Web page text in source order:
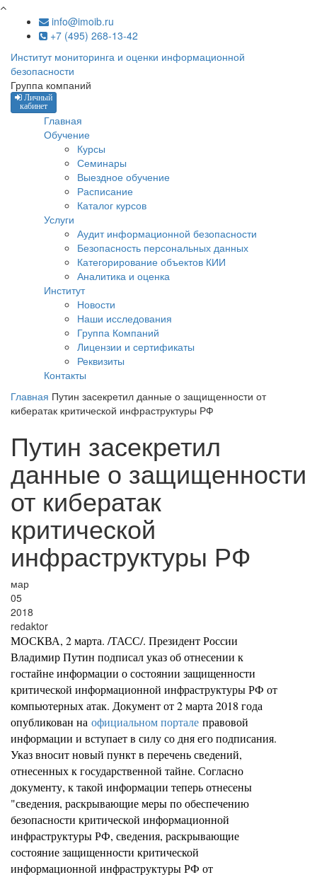
Перейти к основному содержанию
info@imoib.ru
+7 (495) 268-13-42
Институт мониторинга и оценки информационной
безопасности
Группа компаний
Личный
кабинет
Главная
Обучение
Курсы
Семинары
Выездное обучение
Расписание
Каталог курсов
Услуги
Аудит информационной безопасности
Безопасность персональных данных
Категорирование объектов КИИ
Аналитика и оценка
Институт
Новости
Наши исследования
Группа Компаний
Лицензии и сертификаты
Реквизиты
Контакты
Главная Путин засекретил данные о защищенности от
кибератак критической инфраструктуры РФ
Путин засекретил
данные о защищенности
от кибератак
критической
инфраструктуры РФ
мар
05
2018
redaktor
МОСКВА, 2 марта. /ТАСС/. Президент России
Владимир Путин подписал указ об отнесении к
гостайне информации о состоянии защищенности
критической информационной инфраструктуры РФ от
компьютерных атак. Документ от 2 марта 2018 года
опубликован на официальном портале правовой
информации и вступает в силу со дня его подписания.
Указ вносит новый пункт в перечень сведений,
отнесенных к государственной тайне. Согласно
документу, к такой информации теперь отнесены
"сведения, раскрывающие меры по обеспечению
безопасности критической информационной
инфраструктуры РФ, сведения, раскрывающие
состояние защищенности критической
информационной инфраструктуры РФ от